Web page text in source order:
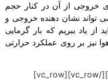
خروجی از آن در کنار حجم
تواند نشان دهنده خروجی و
از یاد ببریم که بار گرمایی
نیز بر روی عملکرد حرارتی
[/vc_column_text][/vc_column][/vc_row][vc_row]